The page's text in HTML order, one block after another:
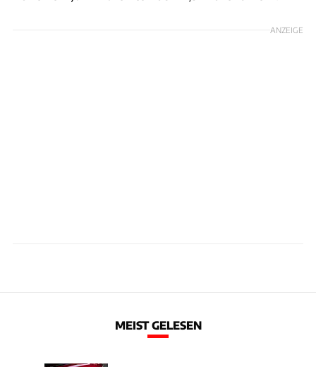
ANZEIGE
MEIST GELESEN